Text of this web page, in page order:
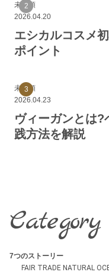
未分類
2026.04.20
エシカルコスメ
ポイント
未分類
2026.04.23
ヴィーガンとは?
践方法を解説
Category
7つのストーリー
FAIR TRADE NATURAL